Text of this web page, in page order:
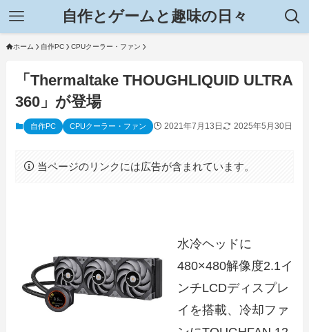
自作とゲームと趣味の日々
ホーム 自作PC CPUクーラー・ファン
「Thermaltake THOUGHLIQUID ULTRA
360」が登場
自作PC CPUクーラー・ファン 2021年7月13日 2025年5月30日
当ページのリンクには広告が含まれています。
水冷ヘッドに
480×480解像度2.1イ
ンチLCDディスプレ
イを搭載、冷却ファ